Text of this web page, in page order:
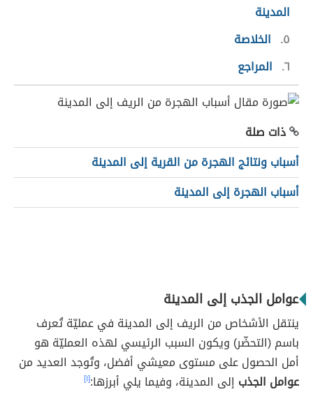
المدينة
٥
الخلاصة
٦ المراجع
ذات صلة
أسباب ونتائج الهجرة من القرية إلى المدينة
أسباب الهجرة إلى المدينة
عوامل الجذب إلى المدينة
ينتقل الأشخاص من الريف إلى المدينة في عمليّة تُعرف
باسم (التحضّر) ويكون السبب الرئيسي لهذه العمليّة هو
أمل الحصول على مستوى معيشي أفضل، وتُوجد العديد من
عوامل الجذب إلى المدينة، وفيما يلي أبرزها:[١]